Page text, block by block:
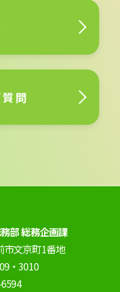
問
部 総務企画課
文京町1番地
・3010